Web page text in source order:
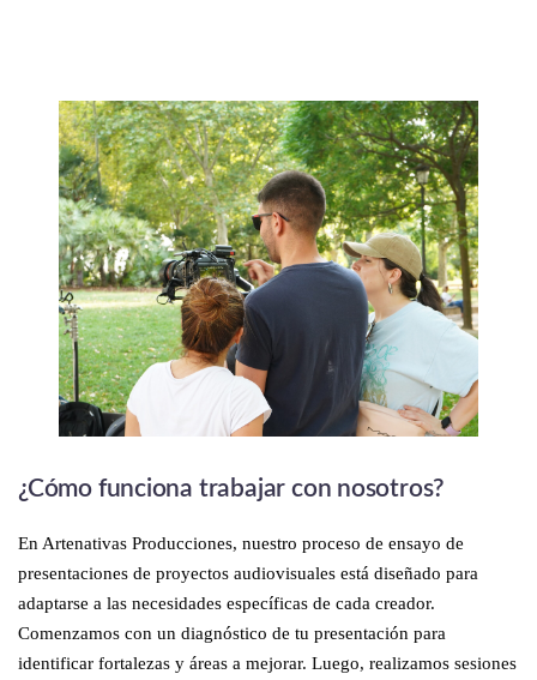
¿Cómo funciona trabajar con nosotros?
En Artenativas Producciones, nuestro proceso de ensayo de
presentaciones de proyectos audiovisuales está diseñado para
adaptarse a las necesidades específicas de cada creador.
Comenzamos con un diagnóstico de tu presentación para
identificar fortalezas y áreas a mejorar. Luego, realizamos sesiones